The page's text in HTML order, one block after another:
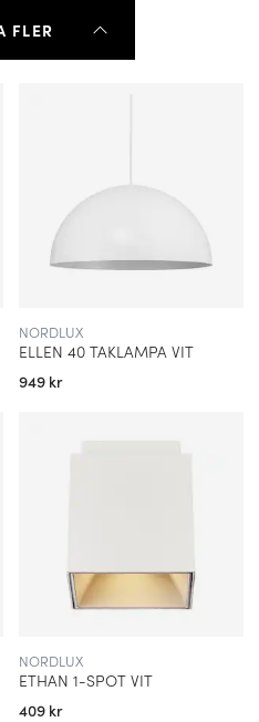
FLER
NORDLUX
ELLEN 40 TAKLAMPA VIT
949 kr
NORDLUX
ETHAN 1-SPOT VIT
409 kr